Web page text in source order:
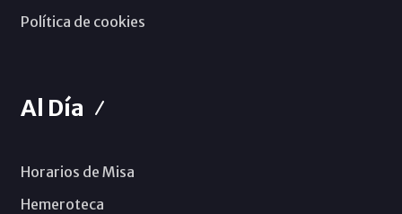
Política de cookies
Al Día
Horarios de Misa
Hemeroteca